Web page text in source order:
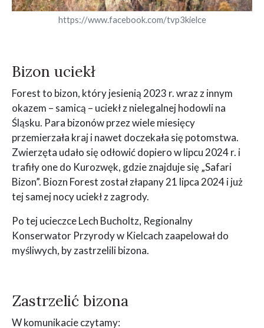
https://www.facebook.com/tvp3kielce
Bizon uciekł
Forest to bizon, który jesienią 2023 r. wraz z innym
okazem – samicą – uciekł z nielegalnej hodowli na
Śląsku. Para bizonów przez wiele miesięcy
przemierzała kraj i nawet doczekała się potomstwa.
Zwierzęta udało się odłowić dopiero w lipcu 2024 r. i
trafiły one do Kurozwęk, gdzie znajduje się „Safari
Bizon”. Biozn Forest został złapany 21 lipca 2024 i już
tej samej nocy uciekł z zagrody.
Po tej ucieczce Lech Bucholtz, Regionalny
Konserwator Przyrody w Kielcach zaapelował do
myśliwych, by zastrzelili bizona.
Zastrzelić bizona
W komunikacie czytamy: